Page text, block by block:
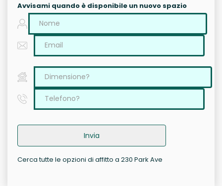
Avvisami quando è disponibile un nuovo spazio
Invia
Cerca tutte le opzioni di affitto a 230 Park Ave